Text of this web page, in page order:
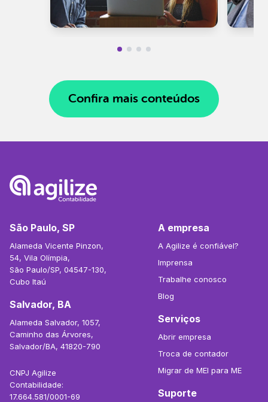
Confira mais conteúdos
São Paulo, SP
Alameda Vicente Pinzon,
54, Vila Olímpia,
São Paulo/SP, 04547-130,
Cubo Itaú
Salvador, BA
Alameda Salvador, 1057,
Caminho das Árvores,
Salvador/BA, 41820-790
CNPJ Agilize
Contabilidade:
17.664.581/0001-69
A empresa
A Agilize é confiável?
Imprensa
Trabalhe conosco
Blog
Serviços
Abrir empresa
Troca de contador
Migrar de MEI para ME
Suporte